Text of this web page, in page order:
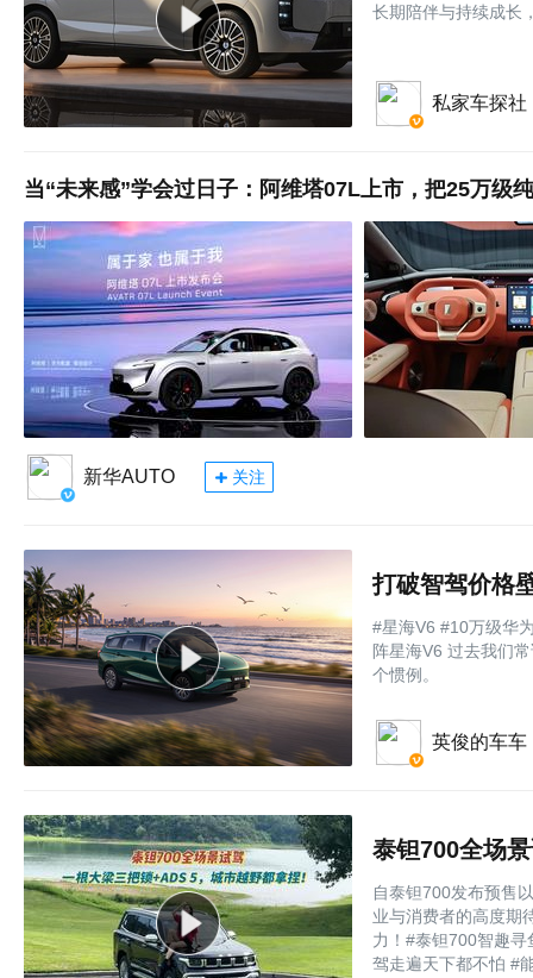
长期陪伴与持续成长
私家车探社
当“未来感”学会过日子：阿维塔07L上市，把25万级
新华AUTO 关注
#星海V6 #10万级华
阵星海V6 过去我们
个惯例。
英俊的车车
自泰钽700发布预售
业与消费者的高度期
力！#泰钽700智趣
驾走遍天下都不怕 #